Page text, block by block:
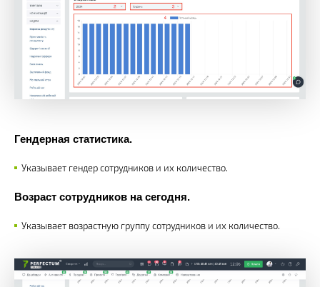
Гендерная статистика.
Указывает гендер сотрудников и их количество.
Возраст сотрудников на сегодня.
Указывает возрастную группу сотрудников и их количество.